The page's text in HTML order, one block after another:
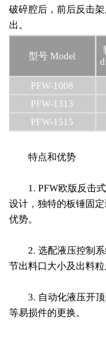
破碎腔后，前后反击
出。
型号 Model
PFW-1008
PFW-1313
PFW-1515
特点和优势
1. PFW欧版反击式
设计，独特的板锤固
优势。
2. 选配液压控制系
节出料口大小及出料粒
3. 自动化液压开顶
等易损件的更换。